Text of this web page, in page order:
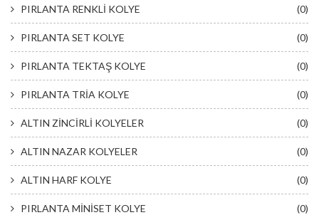
PIRLANTA RENKLİ KOLYE (0)
PIRLANTA SET KOLYE (0)
PIRLANTA TEKTAŞ KOLYE (0)
PIRLANTA TRİA KOLYE (0)
ALTIN ZİNCİRLİ KOLYELER (0)
ALTIN NAZAR KOLYELER (0)
ALTIN HARF KOLYE (0)
PIRLANTA MİNİSET KOLYE (0)